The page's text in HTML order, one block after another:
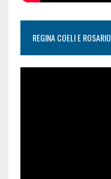
REGINA COELI E ROSARIO